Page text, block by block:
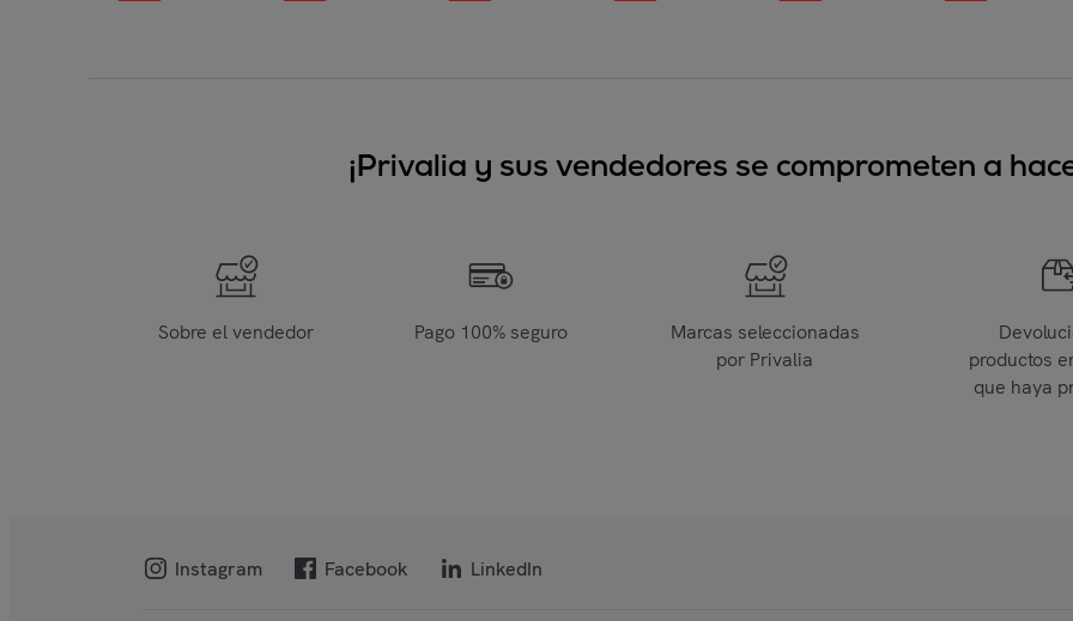
¡Privalia y sus vendedores se comprometen a
Sobre el vendedor Pago 100% seguro
Marcas seleccionadas
por Privalia
productos
que haya
Instagram Facebook LinkedIn